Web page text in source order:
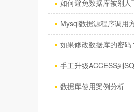
如何避免数据库被别人
Mysql数据源程序调用
如果修改数据库的密码
手工升级ACCESS到
数据库使用案例分析